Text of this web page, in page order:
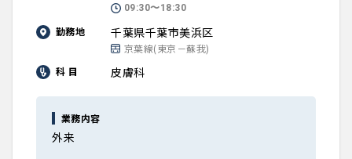
09:30〜18:30
勤務地 千葉県千葉市美浜区
京葉線(東京－蘇我)
科 目
皮膚科
業務内容
外来